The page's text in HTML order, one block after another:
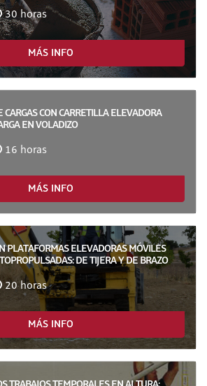
30 horas
MÁS INFO
CON CARRETILLA ELEVADORA
EN VOLADIZO
16 horas
MÁS INFO
PLATAFORMAS ELEVADORAS MÓVILES
DE TIJERA Y DE BRAZO
20 horas
MÁS INFO